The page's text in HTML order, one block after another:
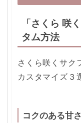
「さくら 咲
タム方法
さくら咲くサク
カスタマイズ３
コクのある甘